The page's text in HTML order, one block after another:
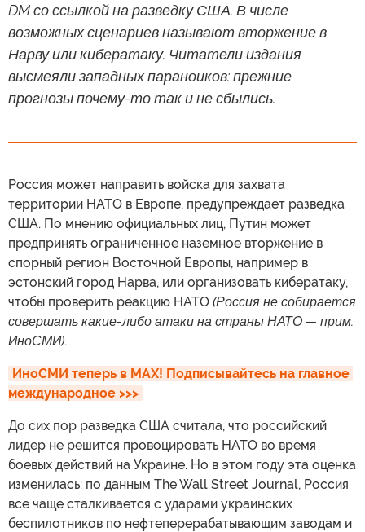
DM со ссылкой на разведку США. В числе
возможных сценариев называют вторжение в
Нарву или кибератаку. Читатели издания
высмеяли западных параноиков: прежние
прогнозы почему-то так и не сбылись.
Россия может направить войска для захвата
территории НАТО в Европе, предупреждает разведка
США. По мнению официальных лиц, Путин может
предпринять ограниченное наземное вторжение в
спорный регион Восточной Европы, например в
эстонский город Нарва, или организовать кибератаку,
чтобы проверить реакцию НАТО (Россия не собирается
совершать какие-либо атаки на страны НАТО — прим.
ИноСМИ).
ИноСМИ теперь в MAX! Подписывайтесь на главное
международное >>>
До сих пор разведка США считала, что российский
лидер не решится провоцировать НАТО во время
боевых действий на Украине. Но в этом году эта оценка
изменилась: по данным The Wall Street Journal, Россия
все чаще сталкивается с ударами украинских
беспилотников по нефтеперерабатывающим заводам и